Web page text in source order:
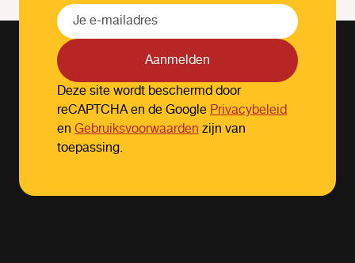
Aanmelden
Deze site wordt beschermd door
reCAPTCHA en de GooglePrivacybeleid
en Gebruiksvoorwaardenzijn van
toepassing.